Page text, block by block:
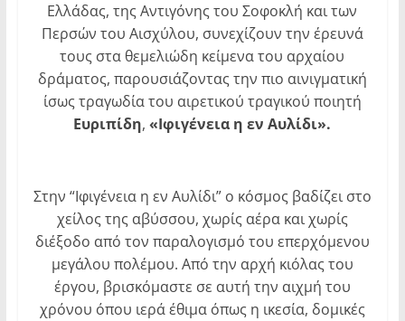
Ελλάδας, της Αντιγόνης του Σοφοκλή και των
Περσών του Αισχύλου, συνεχίζουν την έρευνά
τους στα θεμελιώδη κείμενα του αρχαίου
δράματος, παρουσιάζοντας την πιο αινιγματική
ίσως τραγωδία του αιρετικού τραγικού ποιητή
Ευριπίδη,«Ιφιγένεια η εν Αυλίδι».
Στην “Ιφιγένεια η εν Αυλίδι” ο κόσμος βαδίζει στο
χείλος της αβύσσου, χωρίς αέρα και χωρίς
διέξοδο από τον παραλογισμό του επερχόμενου
μεγάλου πολέμου. Από την αρχή κιόλας του
έργου, βρισκόμαστε σε αυτή την αιχμή του
χρόνου όπου ιερά έθιμα όπως η ικεσία, δομικές